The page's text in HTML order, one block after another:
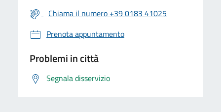
Chiama il numero +39 0183 41025
Prenota appuntamento
Problemi in città
Segnala disservizio